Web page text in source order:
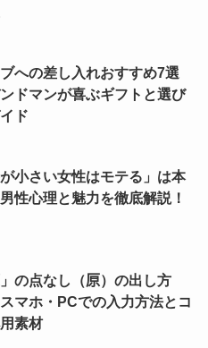
への差し入れおすすめ7選
ンドマンが喜ぶギフトと選び
ド
が小さい女性はモテる」は本
性心理と魅力を徹底解説！
」の点なし（𠩤）の出し方
マホ・PCでの入力方法とコ
素材